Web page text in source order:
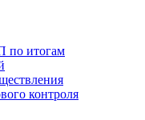
по итогам
контроля